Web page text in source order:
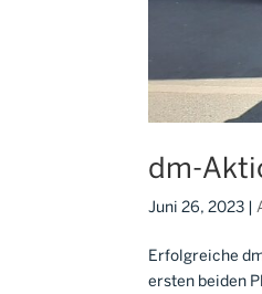
dm-
Juni 26, 2023 |
Erfolgreiche
ersten beiden